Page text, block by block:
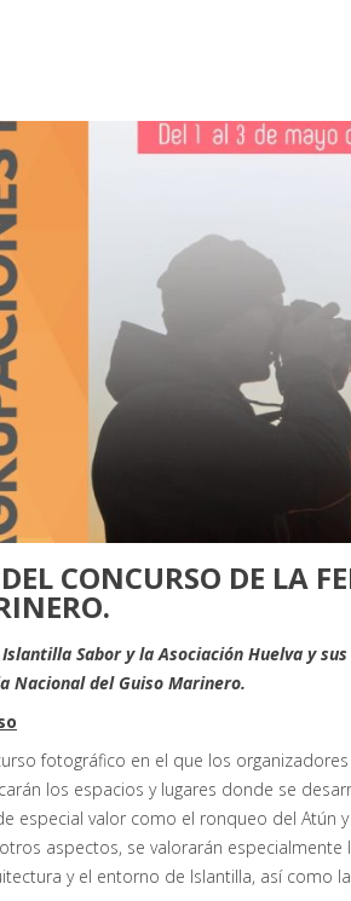
CONCURSO DE LA
Sabor y la Asociación Huelva y
Nacional del Guiso Marinero.
fotográfico en el que los
los espacios y lugares donde se
especial valor como el ronqueo del Atún
aspectos, se valorarán
y el entorno de Islantilla, así como